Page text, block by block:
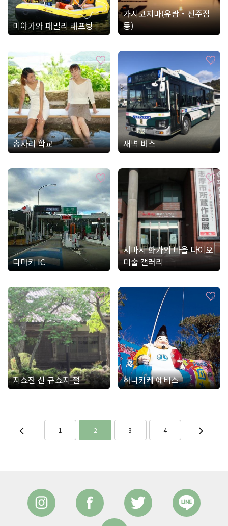
미야가와 패밀리 래프팅
가시코지마(유람・진주점
등)
송사리 학교 새벽 버스
다마키 IC
시마시 화가의 마을 다이오
미술 갤러리
지쇼잔 산 규쇼지 절 하나카케 에비스
1 2 3 4